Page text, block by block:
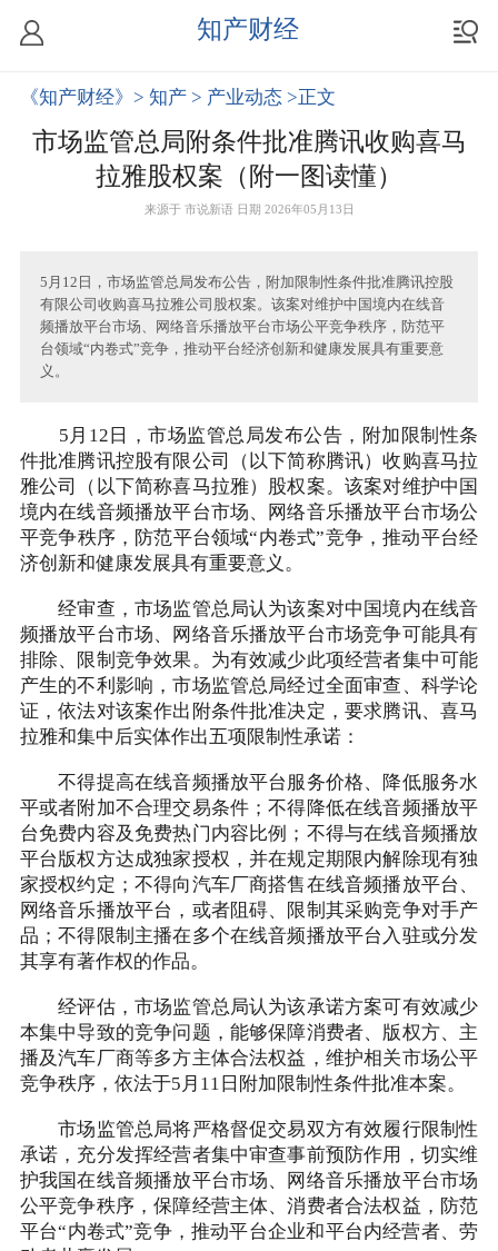
知产财经
《知产财经》 > 知产 > 产业动态 >正文
市场监管总局附条件批准腾讯收购喜马
拉雅股权案（附一图读懂）
来源于 市说新语 日期 2026年05月13日
5月12日，市场监管总局发布公告，附加限制性条件批准腾讯控股
有限公司收购喜马拉雅公司股权案。该案对维护中国境内在线音
频播放平台市场、网络音乐播放平台市场公平竞争秩序，防范平
台领域“内卷式”竞争，推动平台经济创新和健康发展具有重要意
义。
5月12日，市场监管总局发布公告，附加限制性条
件批准腾讯控股有限公司（以下简称腾讯）收购喜马拉
雅公司（以下简称喜马拉雅）股权案。该案对维护中国
境内在线音频播放平台市场、网络音乐播放平台市场公
平竞争秩序，防范平台领域“内卷式”竞争，推动平台经
济创新和健康发展具有重要意义。
经审查，市场监管总局认为该案对中国境内在线音
频播放平台市场、网络音乐播放平台市场竞争可能具有
排除、限制竞争效果。为有效减少此项经营者集中可能
产生的不利影响，市场监管总局经过全面审查、科学论
证，依法对该案作出附条件批准决定，要求腾讯、喜马
拉雅和集中后实体作出五项限制性承诺：
不得提高在线音频播放平台服务价格、降低服务水
平或者附加不合理交易条件；不得降低在线音频播放平
台免费内容及免费热门内容比例；不得与在线音频播放
平台版权方达成独家授权，并在规定期限内解除现有独
家授权约定；不得向汽车厂商搭售在线音频播放平台、
网络音乐播放平台，或者阻碍、限制其采购竞争对手产
品；不得限制主播在多个在线音频播放平台入驻或分发
其享有著作权的作品。
经评估，市场监管总局认为该承诺方案可有效减少
本集中导致的竞争问题，能够保障消费者、版权方、主
播及汽车厂商等多方主体合法权益，维护相关市场公平
竞争秩序，依法于5月11日附加限制性条件批准本案。
市场监管总局将严格督促交易双方有效履行限制性
承诺，充分发挥经营者集中审查事前预防作用，切实维
护我国在线音频播放平台市场、网络音乐播放平台市场
公平竞争秩序，保障经营主体、消费者合法权益，防范
平台“内卷式”竞争，推动平台企业和平台内经营者、劳